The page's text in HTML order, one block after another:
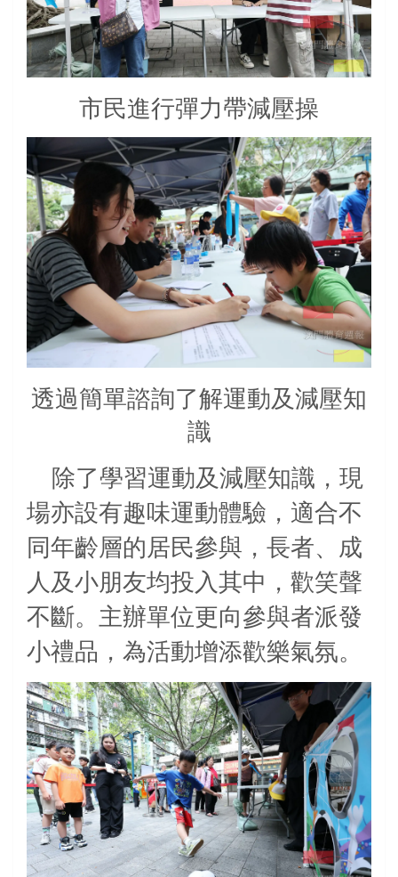
市民進行彈力帶減壓操
透過簡單諮詢了解運動及減壓知
識
除了學習運動及減壓知識，現
場亦設有趣味運動體驗，適合不
同年齡層的居民參與，長者、成
人及小朋友均投入其中，歡笑聲
不斷。主辦單位更向參與者派發
小禮品，為活動增添歡樂氣氛。